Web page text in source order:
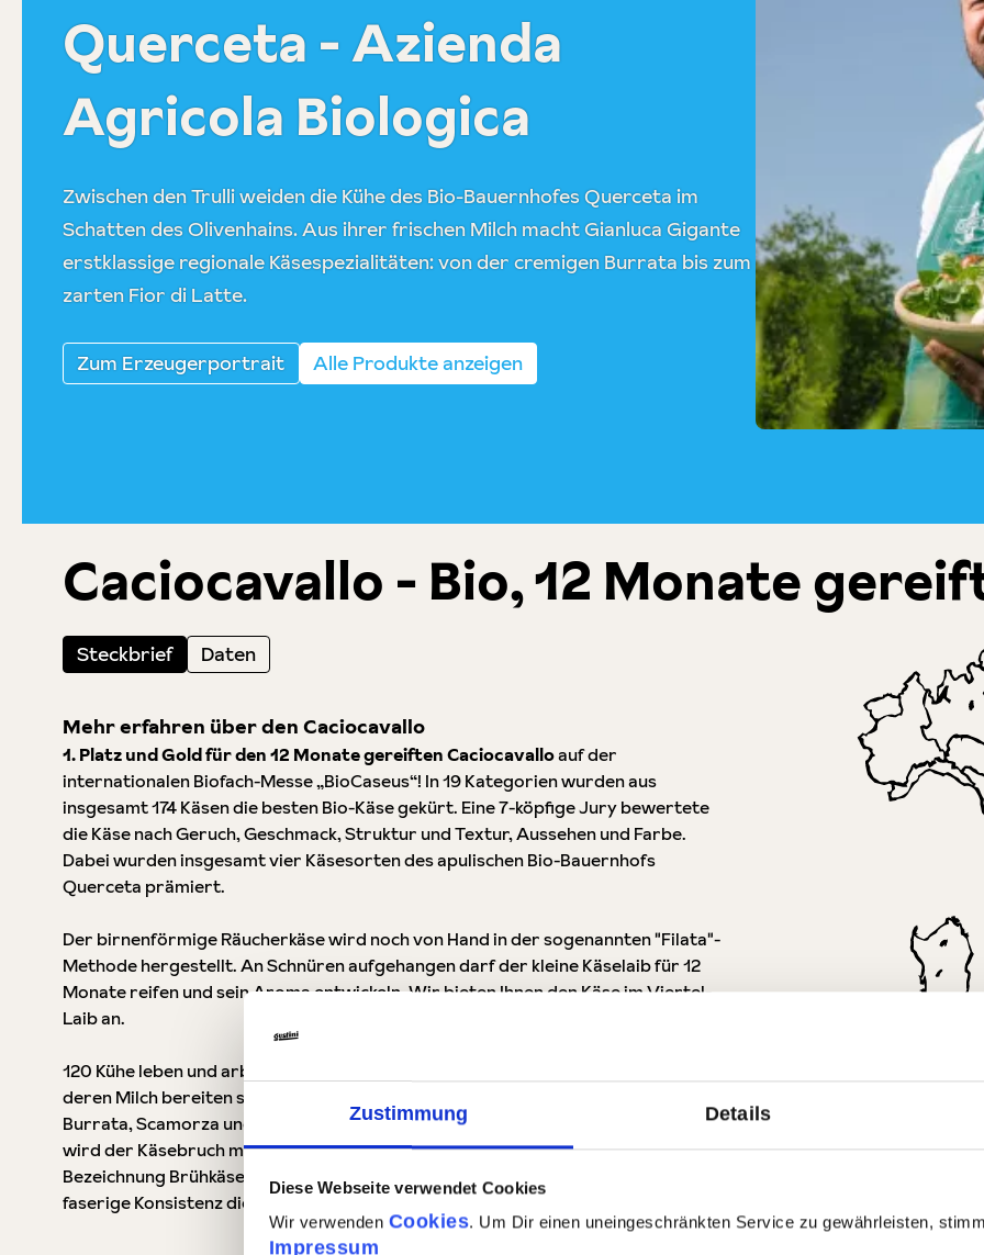
Zustimmung Details
Diese Webseite verwendet Cookies
Wir verwenden Cookies. Um Dir einen uneingeschränkten Service zu gewährleisten,
Impressum
Querceta - Azienda
Agricola Biologica
Zwischen den Trulli weiden die Kühe des Bio-Bauernhofes Querceta im
Schatten des Olivenhains. Aus ihrer frischen Milch macht Gianluca Gigante
erstklassige regionale Käsespezialitäten: von der cremigen Burrata bis zum
zarten Fior di Latte.
Zum Erzeugerportrait Alle Produkte anzeigen
Caciocavallo - Bio, 12 Monate
Steckbrief Daten
Mehr erfahren über den Caciocavallo
1. Platz und Gold für den 12 Monate gereiften Caciocavalloauf der
internationalen Biofach-Messe „BioCaseus“! In 19 Kategorien wurden aus
insgesamt 174 Käsen die besten Bio-Käse gekürt. Eine 7-köpfige Jury bewertete
die Käse nach Geruch, Geschmack, Struktur und Textur, Aussehen und Farbe.
Dabei wurden insgesamt vier Käsesorten des apulischen Bio-Bauernhofs
Querceta prämiert.
Der birnenförmige Räucherkäse wird noch von Hand in der sogenannten "Filata"-
Methode hergestellt. An Schnüren aufgehangen darf der kleine Käselaib für 12
Monate reifen und sein Aroma entwickeln. Wir bieten Ihnen den Käse im Viertel-
Laib an.
120 Kühe leben und arbeiten auf dem Bio-Bauernhof von Gianluca und Amalia. Aus
deren Milch bereiten sie auf ihrem Hof in traditioneller Handarbeit Mozzarella,
Burrata, Scamorza und andere Käsesorten nach dem Filata-Verfahren zu. Dabei
wird der Käsebruch mit bis zu 80°C heißem Wasser überbrüht (daher auch die
Bezeichnung Brühkäse) und anschließend geknetet. So entsteht die typisch
faserige Konsistenz dieser Käsesorten.
Zur Region